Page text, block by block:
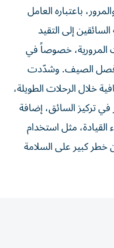
باعتباره العامل
إلى التقيد
المرورية، خصوصاً في
فصل الصيف. وشدّدت
خلال الرحلات الطويلة،
تركيز السائق، إضافة
مثل استخدام
كبير على السلامة